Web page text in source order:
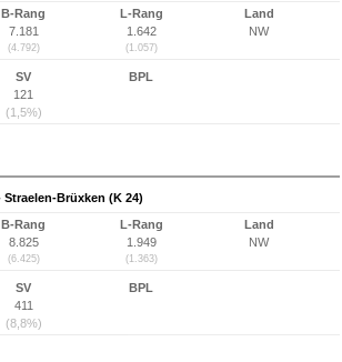
B-Rang
7.181
(4.792)
L-Rang
1.642
(1.057)
Land
NW
SV
121
(1,5%)
BPL
Straelen-Brüxken (K 24)
B-Rang
8.825
(6.425)
L-Rang
1.949
(1.363)
Land
NW
SV
411
(8,8%)
BPL